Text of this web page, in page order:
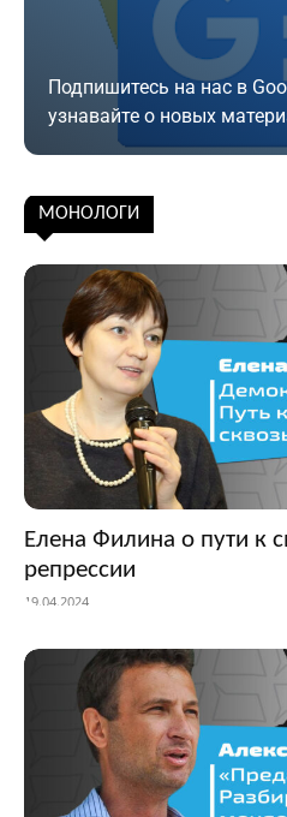
Подпишитесь на нас в
узнавайте о новых
Подписаться
МОНОЛОГИ
Елена Филина о пути к
репрессии
19.04.2024